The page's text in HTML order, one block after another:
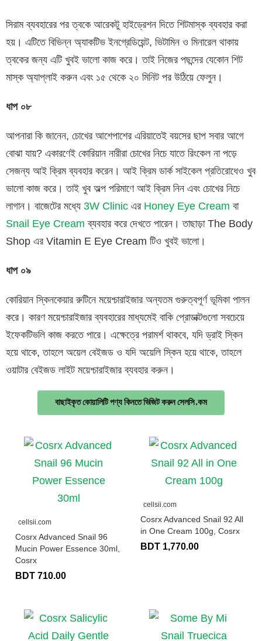
সিরাম ব্যবহারের পর ত্বকে আরেকটু হাইড্রেশন দিতে শিটমাস্ক ব্যবহার করা
হয়। এটিতে বিভিন্ন অ্যাকটিভ ইনগ্রেডিয়েন্ট, ভিটামিন ও মিনারেল থাকায়
ত্বকের জন্য এটি খুবই ভালো কাজ করে। তাই নিজের পছন্দের যেকোন শিট
মাস্ক অ্যাপ্লাই করুন এবং ১৫ থেকে ২০ মিনিট পর উঠিয়ে ফেলুন।
ধাপ ০৮
আপনারা কি জানেন, চোখের আশেপাশের এরিয়াতেই বয়সের ছাপ সবার আগে
বোঝা যায়? একারণেই কোরিয়ান নারীরা চোখের নিচে যাতে রিংকেল না পড়ে
সেজন্য আই ক্রিম ব্যবহার করেন। আই ক্রিম ডার্ক সাইকেল প্রতিরোধেও খুব
ভালো কাজ করে। তাই খুব অল্প পরিমাণে আই ক্রিম নিন এবং চোখের নিচে
লাগান। বাজেটের মধ্যে 3W Clinic এর Honey Eye Cream বা
Snail Eye Cream ব্যবহার করে দেখতে পারেন। তাছাড়া The Body
Shop এর Vitamin E Eye Cream টিও খুবই ভালো।
ধাপ ০৯
কোরিয়ান স্কিনকেয়ার রুটিনে ময়েশ্চারাইজার অন্যতম গুরুত্বপূর্ণ ভূমিকা পালন
করে। কারণ ময়েশ্চারাইজার ব্যবহারের মাধ্যমেই বাকি প্রোডাক্টগুলো সবচেয়ে
ইফেকটিভলি কাজ করতে পারে। এক্ষেত্রে পরামর্শ থাকবে, যদি ড্রাই স্কিন
হয়ে থাকে, তাহলে অয়েল বেইজড ও যদি অয়েলি স্কিন হয়ে থাকে, তাহলে
ওয়াটার বেইজড লাইট ময়েশ্চারাইজার ব্যবহার করুন।
বাছাইকৃত কোয়ালিটি পণ্য কিনতে ভিজিট করুন সেলসি.কম
cellsii.com
Cosrx Advanced Snail 96
Mucin Power Essence 30ml,
Cosrx
BDT 710.00
cellsii.com
Cosrx Advanced Snail 92 All
in One Cream 100g, Cosrx
BDT 1,770.00